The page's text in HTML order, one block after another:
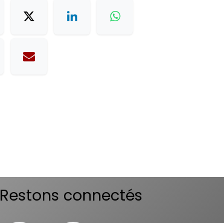
Restons connectés